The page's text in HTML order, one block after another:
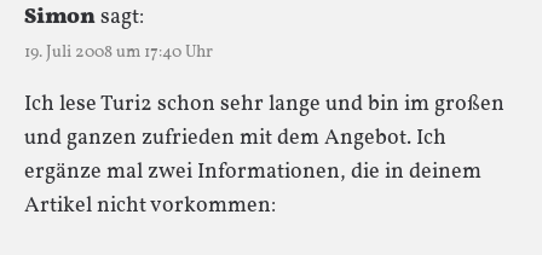
Simonsagt:
19. Juli 2008 um 17:40 Uhr
Ich lese Turi2 schon sehr lange und bin im großen
und ganzen zufrieden mit dem Angebot. Ich
ergänze mal zwei Informationen, die in deinem
Artikel nicht vorkommen: